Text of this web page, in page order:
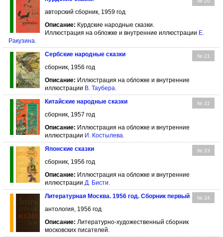
авторский сборник, 1959 год
Описание: Курдские народные сказки.
Иллюстрация на обложке и внутренние иллюстрации Е.
Ракузина
№ 21
Сербские народные сказки
сборник, 1956 год
Описание: Иллюстрация на обложке и внутренние
иллюстрации В. Таубера
№ 22
Китайские народные сказки
сборник, 1957 год
Описание: Иллюстрация на обложке и внутренние
иллюстрации И. Костылева
№ 23
Японские сказки
сборник, 1956 год
Описание: Иллюстрация на обложке и внутренние
иллюстрации Д. Бисти
№ 24
Литературная Москва. 1956 год. Сборник первый
антология, 1956 год
Описание: Литературно-художественный сборник
московских писателей.